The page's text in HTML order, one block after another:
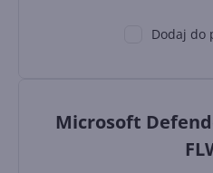
Dodaj do
Microsoft